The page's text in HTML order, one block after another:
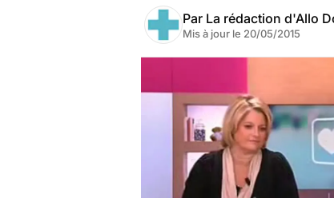
Par La rédaction d'Allo
Mis à jour le 20/05/2015